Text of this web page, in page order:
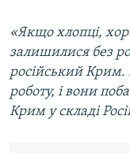
«Якщо хлопці,
залишилися без
російський
роботу, і вони
Крим у складі